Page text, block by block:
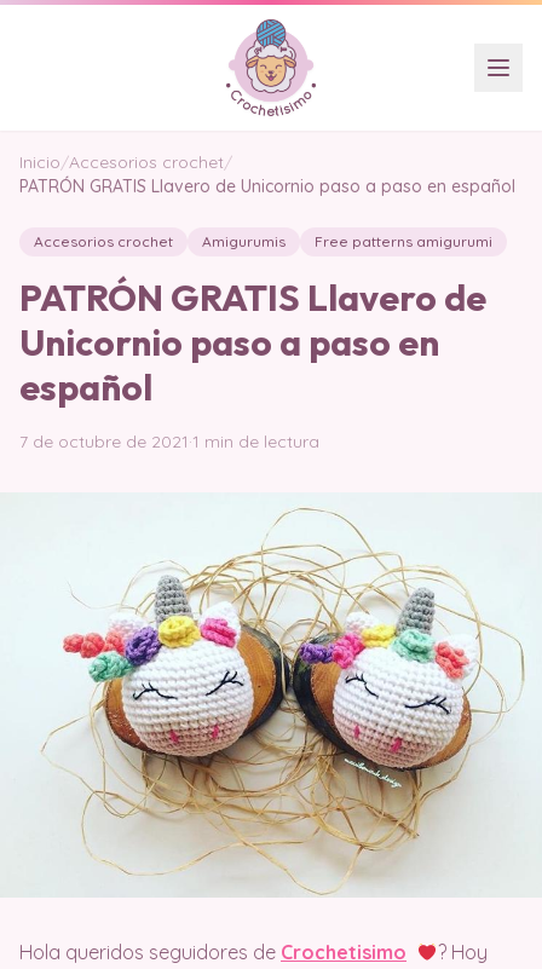
Inicio/Accesorios crochet/
PATRÓN GRATIS Llavero de Unicornio paso a paso en español
Accesorios crochet Amigurumis Free patterns amigurumi
PATRÓN GRATIS Llavero de
Unicornio paso a paso en
español
7 de octubre de 2021·1 min de lectura
Hola queridos seguidores de Crochetisimo
? Hoy